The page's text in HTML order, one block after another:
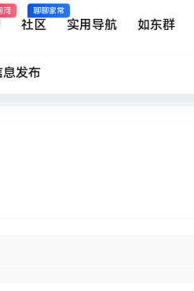
问
社区
聊聊家常
实用导航 如东群
息发布